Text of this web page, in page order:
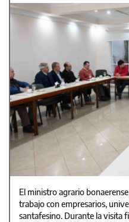
El ministro agrario
trabajo con empresarios,
santafesino. Durante la visita